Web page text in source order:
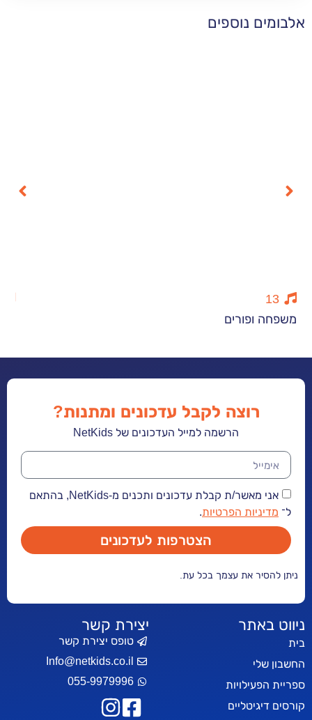
נוספים
רוצה לקבל עדכונים ומתנות?
הרשמה למייל העדכונים של NetKids
אני מאשר/ת קבלת עדכונים ותכנים מ-NetKids, בהתאם
הפרטיות.
הצטרפות לעדכונים
את עצמך בכל עת.
יצירת קשר
טופס יצירת קשר
Info@netkids.co.il
055-9979996